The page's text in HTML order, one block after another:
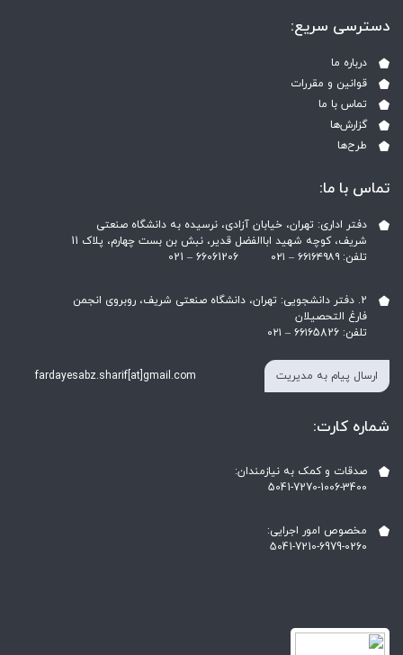
دسترسی سریع:
درباره ما
قوانین و مقررات
تماس با ما
گزارش‌ها
طرح‌ها
تماس با ما:
دفتر اداری: تهران، خیابان آزادی، نرسیده به دانشگاه صنعتی
شریف، کوچه شهید اباالفضل قدیر، نبش بن بست چهارم، پلاک 11
تلفن: ۶۶۱۶۴۹۸۹ – ۰۲۱ ‎021 – 66061206
2. دفتر دانشجویی: تهران، دانشگاه صنعتی شریف، روبروی انجمن
فارغ التحصیلان
تلفن: ۶۶۱۶5826 – ۰۲۱
ارسال پیام به مدیریت fardayesabz.sharif[at]gmail.com
شماره کارت:
صدقات و کمک به نیازمندان:
5041-7270-1006-3400
مخصوص امور اجرایی:
5041-7210-6979-0260